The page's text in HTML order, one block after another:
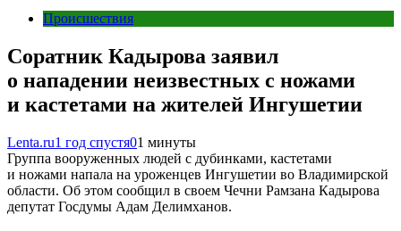
Происшествия
Соратник Кадырова заявил
о нападении неизвестных с ножами
и кастетами на жителей Ингушетии
Lenta.ru1 год спустя01 минуты
Группа вооруженных людей с дубинками, кастетами
и ножами напала на уроженцев Ингушетии во Владимирской
области. Об этом сообщил в своем Чечни Рамзана Кадырова
депутат Госдумы Адам Делимханов.